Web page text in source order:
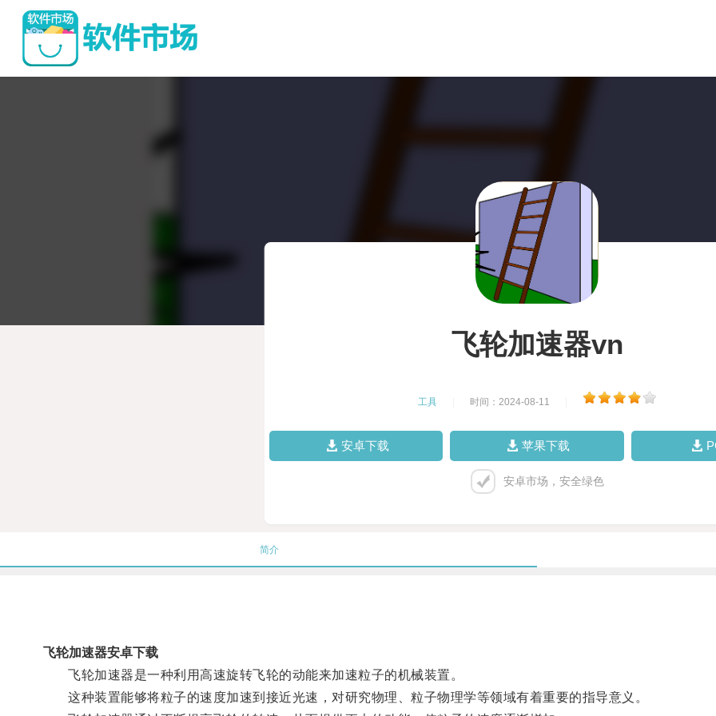
飞轮加速器vn
工具 时间：2024-08-11
安卓下载 苹果下载
安卓市场，安全绿色
简介
飞轮加速器安卓下载
飞轮加速器是一种利用高速旋转飞轮的动能来加速粒子的机械装置。
这种装置能够将粒子的速度加速到接近光速，对研究物理、粒子物理学等领域有着重要的指导意义。